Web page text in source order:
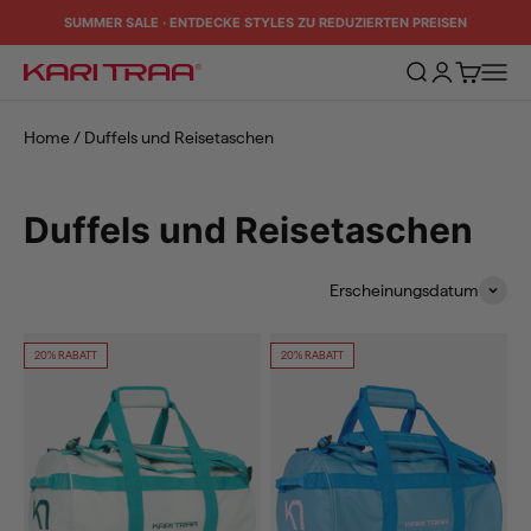
SUMMER SALE · ENTDECKE STYLES ZU REDUZIERTEN PREISEN
Kari Traa Suche öffnen
Home / Duffels und Reisetaschen
Duffels und Reisetaschen
Erscheinungsdatum
20% RABATT 20% RABATT